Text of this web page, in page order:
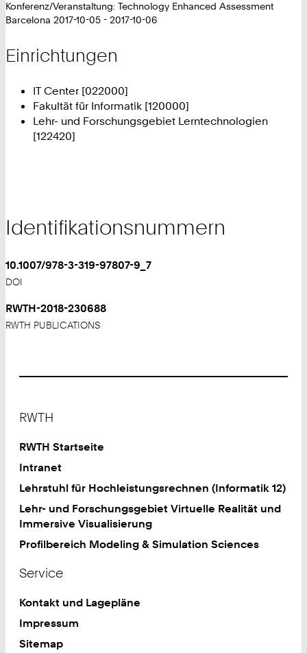
Konferenz/Veranstaltung: Technology Enhanced Assessment
Barcelona 2017-10-05 - 2017-10-06
Einrichtungen
IT Center [022000]
Fakultät für Informatik [120000]
Lehr- und Forschungsgebiet Lerntechnologien
[122420]
Identifikationsnummern
10.1007/978-3-319-97807-9_7
DOI
RWTH-2018-230688
RWTH PUBLICATIONS
RWTH
RWTH Startseite
Intranet
Lehrstuhl für Hochleistungsrechnen (Informatik 12)
Lehr- und Forschungsgebiet Virtuelle Realität und
Immersive Visualisierung
Profilbereich Modeling & Simulation Sciences
Service
Kontakt und Lagepläne
Impressum
Sitemap